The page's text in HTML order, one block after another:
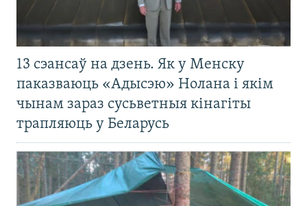
13 сэансаў на дзень. Як у Менску
паказваюць «Адысэю» Нолана і якім
чынам зараз сусьветныя кінагіты
трапляюць у Беларусь